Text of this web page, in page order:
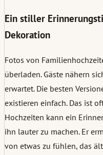
Ein stiller
Dekoration
Fotos von
überladen. Gäste nähern
erwartet. Die besten
existieren einfach. Das ist
Hochzeiten kann ein
ihn lauter zu machen. Er
von etwas zu fühlen, das